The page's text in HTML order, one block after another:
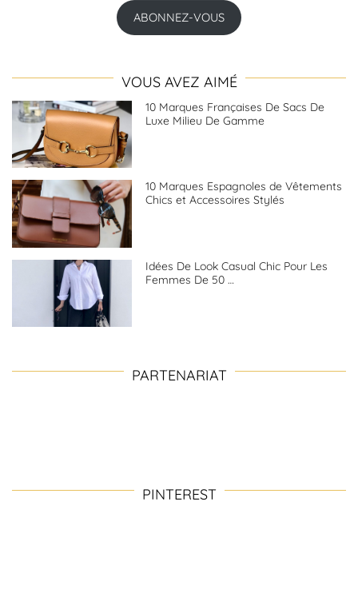
ABONNEZ-VOUS
VOUS AVEZ AIMÉ
10 Marques Françaises De Sacs De
Luxe Milieu De Gamme
10 Marques Espagnoles de Vêtements
Chics et Accessoires Stylés
Idées De Look Casual Chic Pour Les
Femmes De 50 …
PARTENARIAT
PINTEREST